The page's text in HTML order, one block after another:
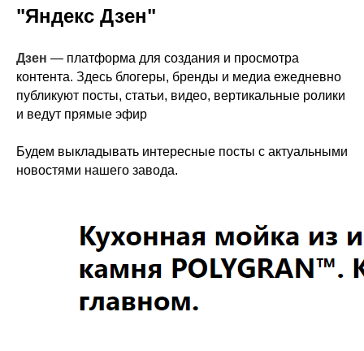
"Яндекс Дзен"
Дзен — платформа для создания и просмотра
контента. Здесь блогеры, бренды и медиа ежедневно
публикуют посты, статьи, видео, вертикальные ролики
и ведут прямые эфир
Будем выкладывать интересные посты с актуальными
новостями нашего завода.